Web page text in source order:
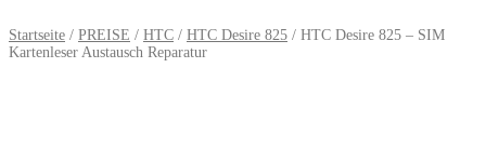
Startseite / PREISE / HTC / HTC Desire 825 / HTC Desire 825 – SIM
Kartenleser Austausch Reparatur